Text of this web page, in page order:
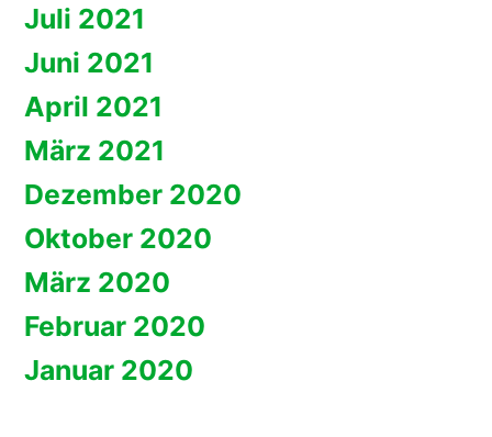
Juli 2021
Juni 2021
April 2021
März 2021
Dezember 2020
Oktober 2020
März 2020
Februar 2020
Januar 2020